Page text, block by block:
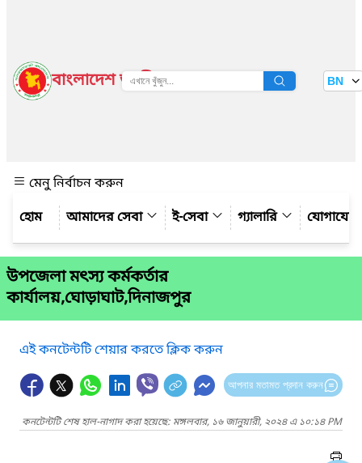
বাংলাদেশ জাতীয় তথ্য বাতায়ন BN
মেনু নির্বাচন করুন
আমাদের সেবা
ই-সেবা গ্যালারি
উপজেলা মৎস্য কর্মকর্তার
কার্যালয়,ঘোড়াঘাট,দিনাজপুর
এই কনটেন্টটি শেয়ার করতে ক্লিক করুন
আপনার মতামত প্রদান করুন
কনটেন্টটি শেষ হাল-নাগাদ করা হয়েছে: মঙ্গলবার, ১৬ জানুয়ারী, ২০২৪ এ ১০:১৪ PM